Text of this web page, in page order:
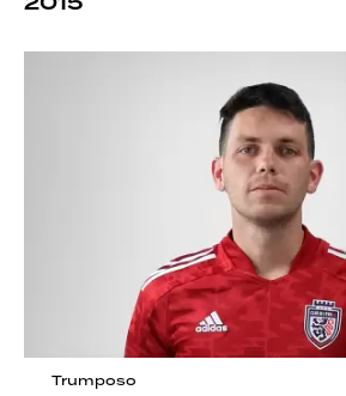
Trumposo